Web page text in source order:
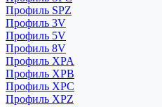
Профиль SPZ
Профиль 3V
Профиль 5V
Профиль 8V
Профиль XPA
Профиль XPB
Профиль XPC
Профиль XPZ